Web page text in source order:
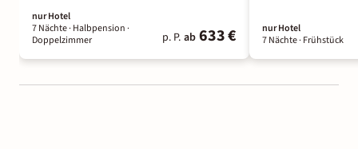
nur Hotel
7 Nächte· Halbpension·
Doppelzimmer
p. P. ab 633 €
nur Hotel
7 Nächte· Frühstück